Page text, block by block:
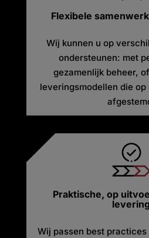
Flexibele
Wij kunnen u op
ondersteunen: met
gezamenlijk beheer,
leveringsmodellen die
Praktische, op
levering
Wij passen best